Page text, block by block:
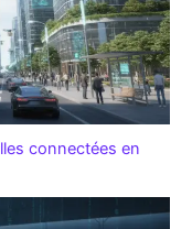
connectées en